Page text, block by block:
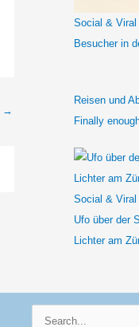
→
h
Social & Viral
Besucher in
Reisen und
Finally
Social & Viral
Ufo über der
Lichter am